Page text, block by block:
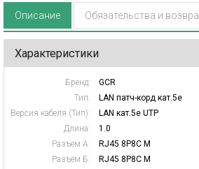
Описание Обязательства и
Характеристики
Бренд:
GCR
Тип:
LAN патч-корд кат.5e
Версия кабеля (Тип):
LAN кат.5e UTP
Длина:
1.0
Разъем А:
RJ45 8P8C M
Разъем Б:
RJ45 8P8C M